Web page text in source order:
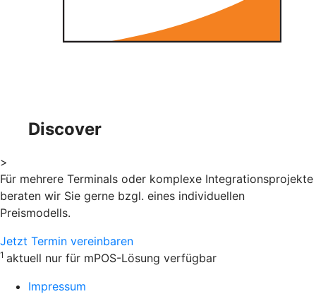
Discover
>
Für mehrere Terminals oder komplexe Integrationsprojekte
beraten wir Sie gerne bzgl. eines individuellen
Preismodells.
Jetzt Termin vereinbaren
1 aktuell nur für mPOS-Lösung verfügbar
Impressum